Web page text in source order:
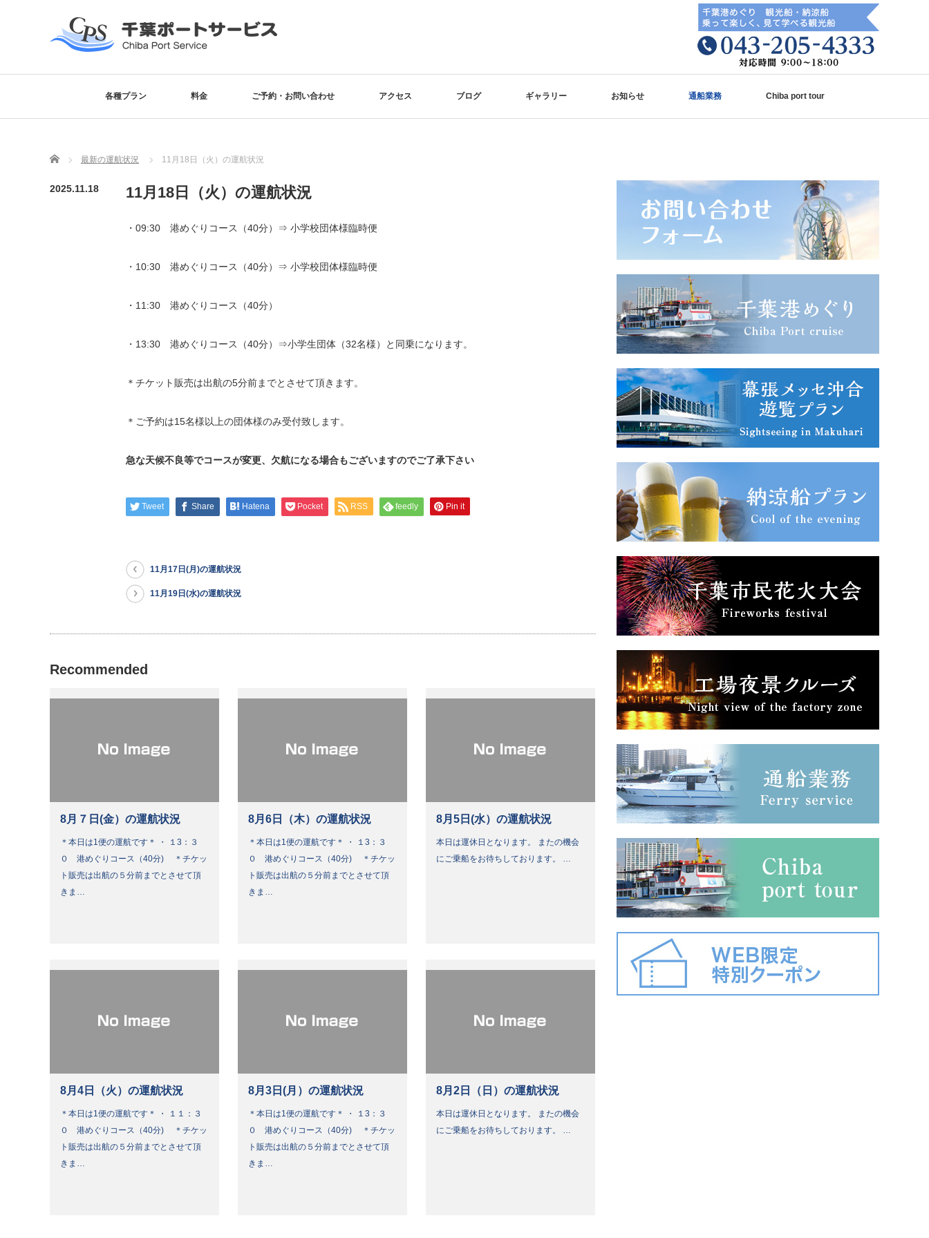
各種プラン 料金 ご予約・お問い合わせ アクセス ブログ ギャラリー お知らせ 通船業務 Chiba port tour
Home 最新の運航状況 11月18日（火）の運航状況
2025.11.18 11月18日（火）の運航状況
・09:30 港めぐりコース（40分）⇒ 小学校団体様臨時便
・10:30 港めぐりコース（40分）⇒ 小学校団体様臨時便
・11:30 港めぐりコース（40分）
・13:30 港めぐりコース（40分）⇒小学生団体（32名様）と同乗になります。
＊チケット販売は出航の5分前までとさせて頂きます。
＊ご予約は15名様以上の団体様のみ受付致します。
急な天候不良等でコースが変更、欠航になる場合もございますのでご了承下さい
Tweet Share Hatena Pocket RSS feedly Pin it
11月17日(月)の運航状況
11月19日(水)の運航状況
Recommended
8月７日(金）の運航状況
＊本日は1便の運航です＊ ・ １3：３
０ 港めぐりコース（40分) ＊チケッ
ト販売は出航の５分前までとさせて頂
きま…
8月6日（木）の運航状況
＊本日は1便の運航です＊ ・ １3：３
０ 港めぐりコース（40分) ＊チケッ
ト販売は出航の５分前までとさせて頂
きま…
8月5日(水）の運航状況
本日は運休日となります。 またの機会
にご乗船をお待ちしております。 …
8月4日（火）の運航状況
＊本日は1便の運航です＊ ・ １１：３
０ 港めぐりコース（40分) ＊チケッ
ト販売は出航の５分前までとさせて頂
きま…
8月3日(月）の運航状況
＊本日は1便の運航です＊ ・ １3：３
０ 港めぐりコース（40分) ＊チケッ
ト販売は出航の５分前までとさせて頂
きま…
8月2日（日）の運航状況
本日は運休日となります。 またの機会
にご乗船をお待ちしております。 …